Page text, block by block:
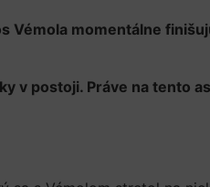
Vémola momentálne
v postoji. Práve na tento